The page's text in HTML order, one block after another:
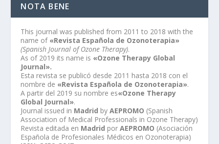
NOTA BENE
This journal was published from 2011 to 2018 with the
name of «Revista Española de Ozonoterapia»
(Spanish Journal of Ozone Therapy).
As of 2019 its name is «Ozone Therapy Global
Journal».
Esta revista se publicó desde 2011 hasta 2018 con el
nombre de «Revista Española de Ozonoterapia».
A partir del 2019 su nombre es«Ozone Therapy
Global Journal».
Journal issued in Madrid byAEPROMO (Spanish
Association of Medical Professionals in Ozone Therapy)
Revista editada en Madrid porAEPROMO (Asociación
Española de Profesionales Médicos en Ozonoterapia)